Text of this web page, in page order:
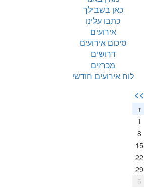
כאן בשבילך
כתבו עלינו
אירועים
סיכום אירועים
דרושים
מכרזים
לוח אירועים חודשי
>>
ז
8
15
22
29
5